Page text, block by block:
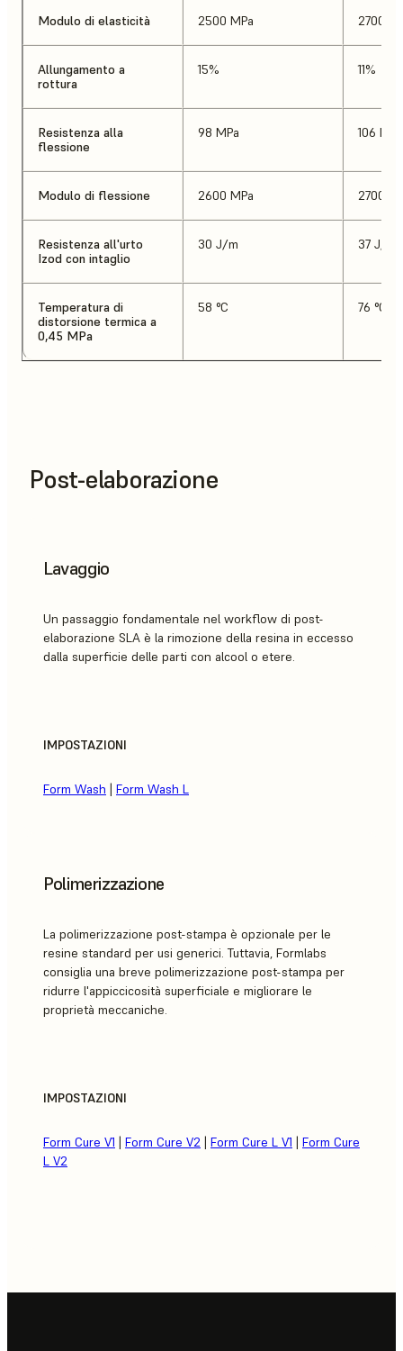
Modulo di elasticità 2500 MPa 2700
Allungamento a
rottura
15% 11%
Resistenza alla
flessione
98 MPa 106 MPa
Modulo di flessione 2600 MPa 2700
Resistenza all'urto
Izod con intaglio
30 J/m 37 J/m
Temperatura di
distorsione termica a
0,45 MPa
58 °C 76 °C
Post-elaborazione
Lavaggio
Un passaggio fondamentale nel workflow di post-
elaborazione SLA è la rimozione della resina in eccesso
dalla superficie delle parti con alcool o etere.
IMPOSTAZIONI
Form Wash Form Wash L
Polimerizzazione
La polimerizzazione post-stampa è opzionale per le
resine standard per usi generici. Tuttavia, Formlabs
consiglia una breve polimerizzazione post-stampa per
ridurre l'appiccicosità superficiale e migliorare le
proprietà meccaniche.
IMPOSTAZIONI
Form Cure V1 Form Cure V2 Form Cure L V1
Form Cure
L V2